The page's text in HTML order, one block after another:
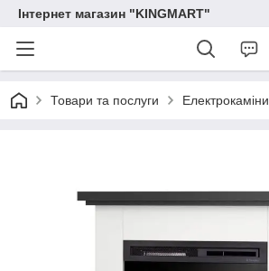
Інтернет магазин "KINGMART"
Товари та послуги Електрокаміни